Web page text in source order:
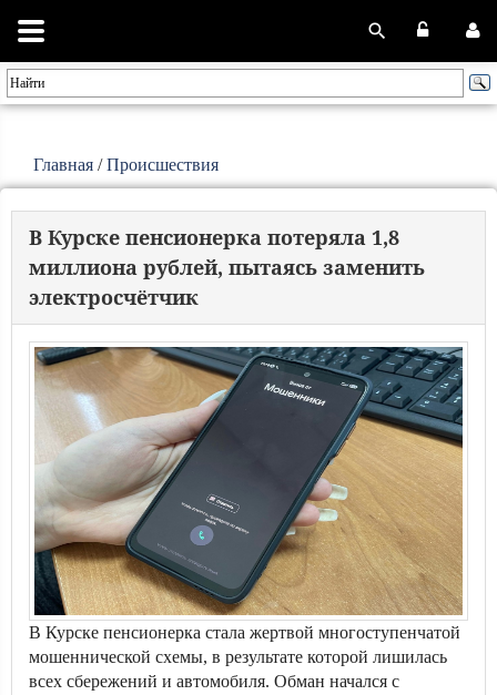
Главная /Происшествия
В Курске пенсионерка потеряла 1,8
миллиона рублей, пытаясь заменить
электросчётчик
В Курске пенсионерка стала жертвой многоступенчатой
мошеннической схемы, в результате которой лишилась
всех сбережений и автомобиля. Обман начался с